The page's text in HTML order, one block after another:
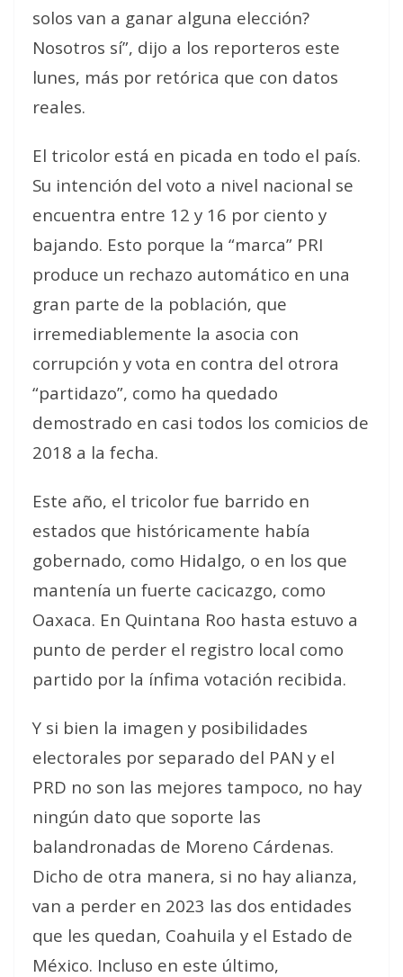
solos van a ganar alguna elección?
Nosotros sí”, dijo a los reporteros este
lunes, más por retórica que con datos
reales.
El tricolor está en picada en todo el país.
Su intención del voto a nivel nacional se
encuentra entre 12 y 16 por ciento y
bajando. Esto porque la “marca” PRI
produce un rechazo automático en una
gran parte de la población, que
irremediablemente la asocia con
corrupción y vota en contra del otrora
“partidazo”, como ha quedado
demostrado en casi todos los comicios de
2018 a la fecha.
Este año, el tricolor fue barrido en
estados que históricamente había
gobernado, como Hidalgo, o en los que
mantenía un fuerte cacicazgo, como
Oaxaca. En Quintana Roo hasta estuvo a
punto de perder el registro local como
partido por la ínfima votación recibida.
Y si bien la imagen y posibilidades
electorales por separado del PAN y el
PRD no son las mejores tampoco, no hay
ningún dato que soporte las
balandronadas de Moreno Cárdenas.
Dicho de otra manera, si no hay alianza,
van a perder en 2023 las dos entidades
que les quedan, Coahuila y el Estado de
México. Incluso en este último,